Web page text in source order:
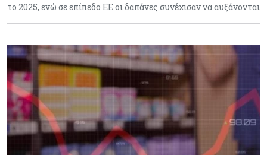
το 2025, ενώ σε επίπεδο ΕΕ οι δαπάνες συνέχισαν να αυξάνονται